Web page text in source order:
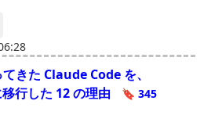
きた Claude Code を、
行した 12 の理由
🔖 345